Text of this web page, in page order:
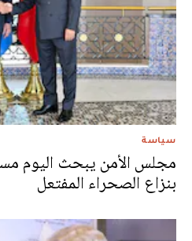
سياسة
مجلس الأمن يبحث اليوم
بنزاع الصحراء المفتعل